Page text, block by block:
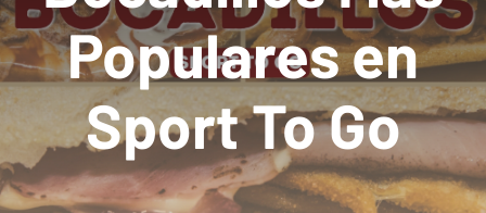
Populares en
Sport To Go